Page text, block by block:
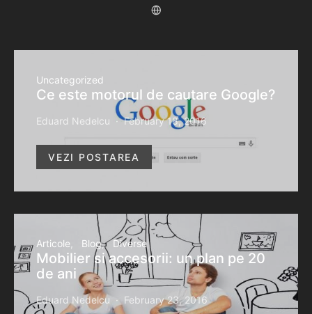
Uncategorized
Ce este motorul de cautare Google?
Eduard Nedelcu February 18, 2016
VEZI POSTAREA
Articole Blog Diverse
Mobilier si accesorii: un plan pe 20
de ani
Eduard Nedelcu February 23, 2016